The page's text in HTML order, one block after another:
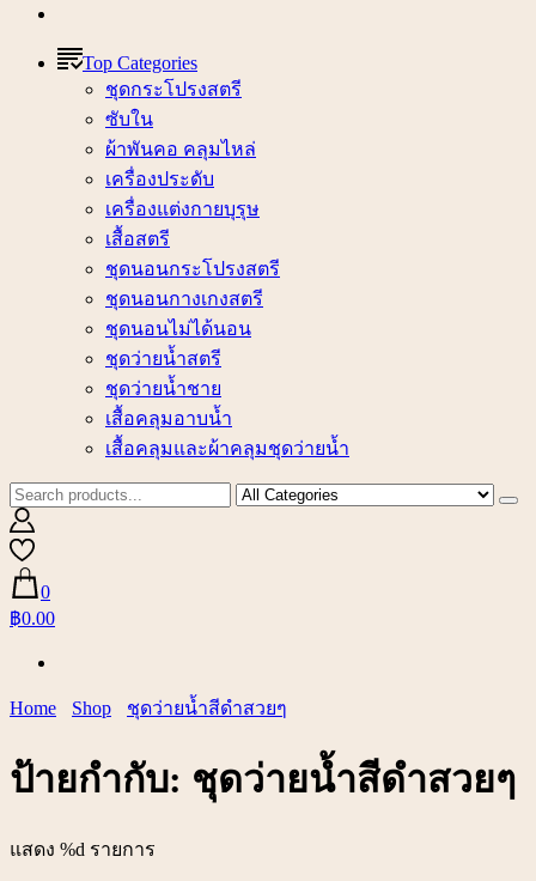
Top Categories
ชุดกระโปรงสตรี
ซับใน
ผ้าพันคอ คลุมไหล่
เครื่องประดับ
เครื่องแต่งกายบุรุษ
เสื้อสตรี
ชุดนอนกระโปรงสตรี
ชุดนอนกางเกงสตรี
ชุดนอนไม่ได้นอน
ชุดว่ายน้ำสตรี
ชุดว่ายน้ำชาย
เสื้อคลุมอาบน้ำ
เสื้อคลุมและผ้าคลุมชุดว่ายน้ำ
0
฿0.00
Home Shop ชุดว่ายน้ำสีดำสวยๆ
ป้ายกำกับ: ชุดว่ายน้ำสีดำสวยๆ
แสดง %d รายการ